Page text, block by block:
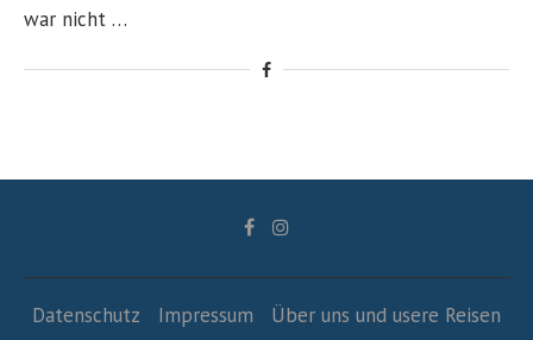
war nicht …
Datenschutz Impressum Über uns und usere Reisen